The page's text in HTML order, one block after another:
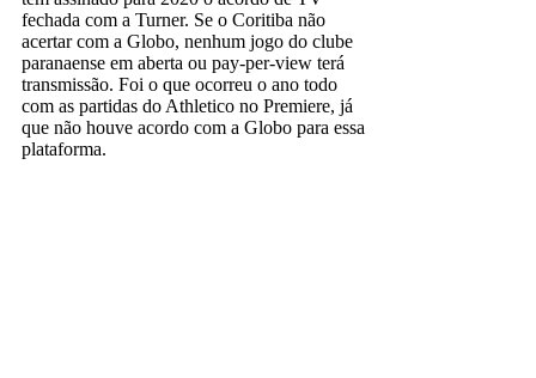
fechada com a Turner. Se o Coritiba não
acertar com a Globo, nenhum jogo do clube
paranaense em aberta ou pay-per-view terá
transmissão. Foi o que ocorreu o ano todo
com as partidas do Athletico no Premiere, já
que não houve acordo com a Globo para essa
plataforma.